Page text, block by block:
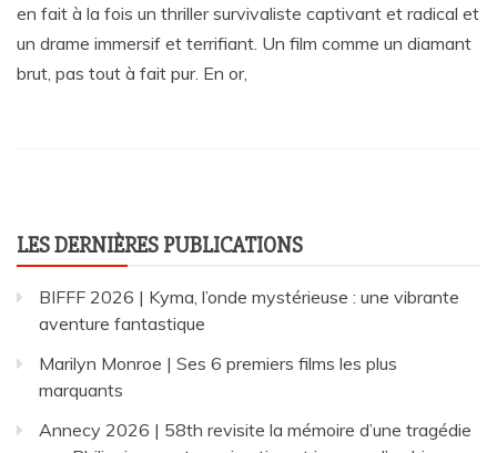
en fait à la fois un thriller survivaliste captivant et radical et
un drame immersif et terrifiant. Un film comme un diamant
brut, pas tout à fait pur. En or,
LES DERNIÈRES PUBLICATIONS
BIFFF 2026 | Kyma, l’onde mystérieuse : une vibrante
aventure fantastique
Marilyn Monroe | Ses 6 premiers films les plus
marquants
Annecy 2026 | 58th revisite la mémoire d’une tragédie